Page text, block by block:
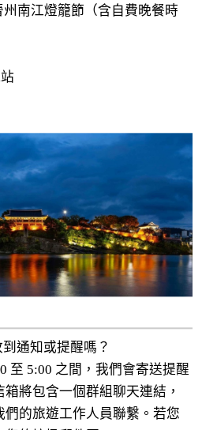
州南江燈籠節（含自費晚餐時
通知或提醒嗎？
至 5:00 之間，我們會寄送提醒
將包含一個群組聊天連結，
的旅遊工作人員聯繫。若您